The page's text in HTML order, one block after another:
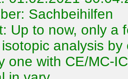
Sachbeihilfen
Up to now, only a
analysis
one with CE/MC-